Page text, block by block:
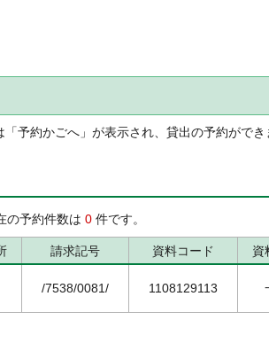
「予約かごへ」が表示され、貸出の予約ができ
の予約件数は 0 件です。
請求記号 資料コード 資
/7538/0081/ 1108129113